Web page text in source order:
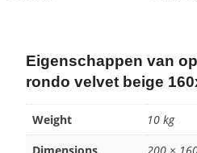
Eigenschappen van
rondo velvet beige
Weight
10 kg